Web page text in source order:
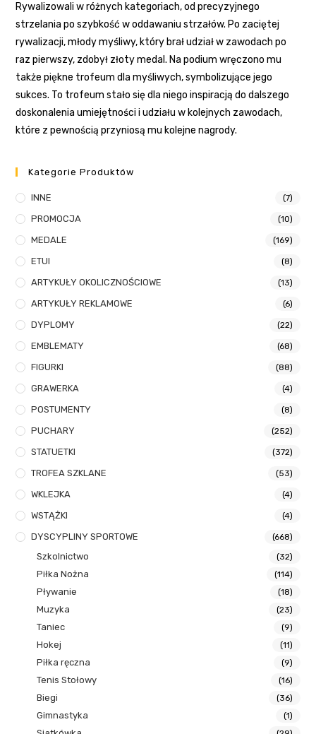
Rywalizowali w różnych kategoriach, od precyzyjnego
strzelania po szybkość w oddawaniu strzałów. Po zaciętej
rywalizacji, młody myśliwy, który brał udział w zawodach po
raz pierwszy, zdobył złoty medal. Na podium wręczono mu
także piękne trofeum dla myśliwych, symbolizujące jego
sukces. To trofeum stało się dla niego inspiracją do dalszego
doskonalenia umiejętności i udziału w kolejnych zawodach,
które z pewnością przyniosą mu kolejne nagrody.
Kategorie Produktów
INNE (7)
PROMOCJA (10)
MEDALE (169)
ETUI (8)
ARTYKUŁY OKOLICZNOŚCIOWE (13)
ARTYKUŁY REKLAMOWE (6)
DYPLOMY (22)
EMBLEMATY (68)
FIGURKI (88)
GRAWERKA (4)
POSTUMENTY (8)
PUCHARY (252)
STATUETKI (372)
TROFEA SZKLANE (53)
WKLEJKA (4)
WSTĄŻKI (4)
DYSCYPLINY SPORTOWE (668)
Szkolnictwo (32)
Piłka Nożna (114)
Pływanie (18)
Muzyka (23)
Taniec (9)
Hokej (11)
Piłka ręczna (9)
Tenis Stołowy (16)
Biegi (36)
Gimnastyka (1)